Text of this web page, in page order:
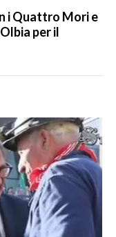
i Quattro Mori e
per il